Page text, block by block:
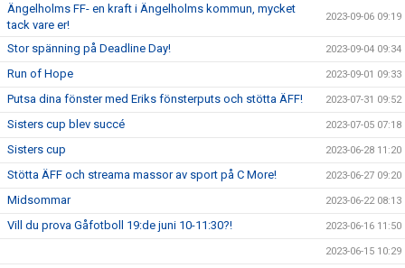
Ängelholms FF- en kraft i Ängelholms kommun, mycket
tack vare er!
2023-09-06 09:19
Stor spänning på Deadline Day! 2023-09-04 09:34
Run of Hope 2023-09-01 09:33
Putsa dina fönster med Eriks fönsterputs och stötta ÄFF! 2023-07-31 09:52
Sisters cup blev succé 2023-07-05 07:18
Sisters cup 2023-06-28 11:20
Stötta ÄFF och streama massor av sport på C More! 2023-06-27 09:20
Midsommar 2023-06-22 08:13
Vill du prova Gåfotboll 19:de juni 10-11:30?! 2023-06-16 11:50
2023-06-15 10:29